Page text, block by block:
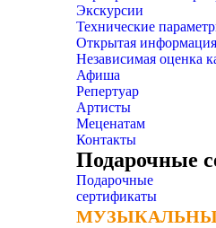
Экскурсии
Технические
Открытая информация
Независимая оценка
Афиша
Репертуар
Артисты
Меценатам
Контакты
Подарочные
Подарочные
сертификаты